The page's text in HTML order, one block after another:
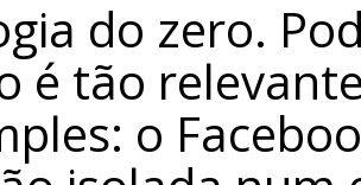
do zero.
é tão
o